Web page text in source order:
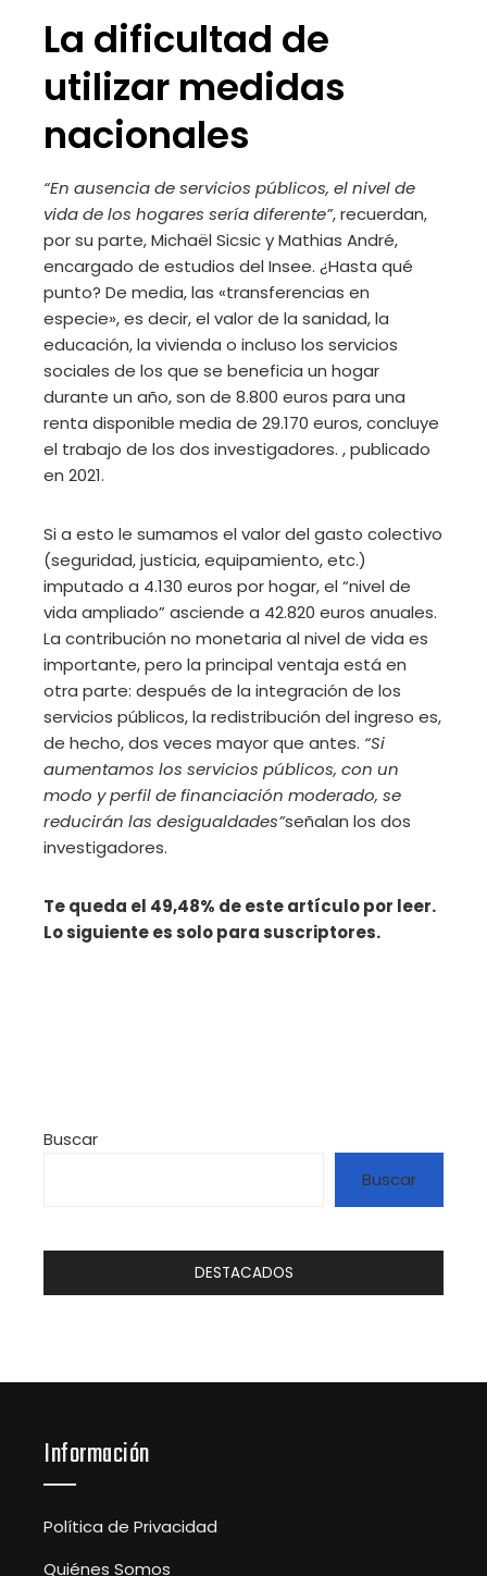
La dificultad de
utilizar medidas
nacionales
“En ausencia de servicios públicos, el nivel de
vida de los hogares sería diferente”, recuerdan,
por su parte, Michaël Sicsic y Mathias André,
encargado de estudios del Insee. ¿Hasta qué
punto? De media, las «transferencias en
especie», es decir, el valor de la sanidad, la
educación, la vivienda o incluso los servicios
sociales de los que se beneficia un hogar
durante un año, son de 8.800 euros para una
renta disponible media de 29.170 euros, concluye
el trabajo de los dos investigadores. , publicado
en 2021.
Si a esto le sumamos el valor del gasto colectivo
(seguridad, justicia, equipamiento, etc.)
imputado a 4.130 euros por hogar, el “nivel de
vida ampliado” asciende a 42.820 euros anuales.
La contribución no monetaria al nivel de vida es
importante, pero la principal ventaja está en
otra parte: después de la integración de los
servicios públicos, la redistribución del ingreso es,
de hecho, dos veces mayor que antes. “Si
aumentamos los servicios públicos, con un
modo y perfil de financiación moderado, se
reducirán las desigualdades”señalan los dos
investigadores.
Te queda el 49,48% de este artículo por leer.
Lo siguiente es solo para suscriptores.
Buscar
Buscar
DESTACADOS
Información
Política de Privacidad
Quiénes Somos